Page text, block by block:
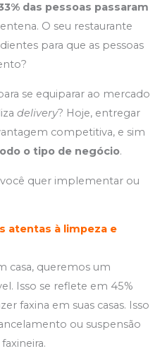
das pessoas passaram
O seu restaurante
para que as pessoas
se equiparar ao mercado
delivery? Hoje, entregar
competitiva, e sim
o tipo de negócio.
você quer implementar ou
atentas à limpeza e
casa, queremos um
Isso se reflete em 45%
faxina em suas casas. Isso
ou suspensão